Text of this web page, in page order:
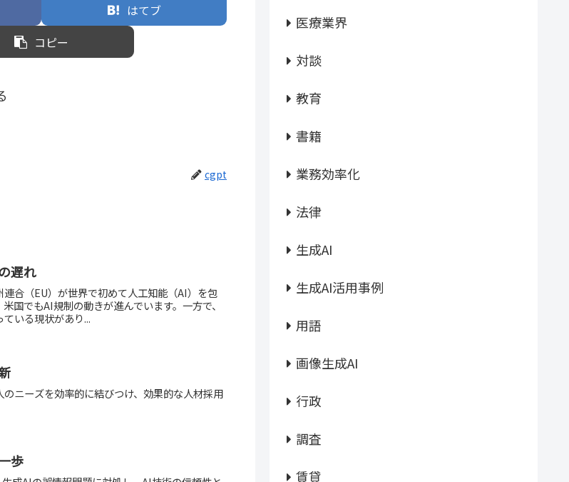
はてブ
コピー
cgpt
遅れ
合（EU）が世界で初めて人工知能（AI）を包
国でもAI規制の動きが進んでいます。一方で、
いる現状があり...
ニーズを効率的に結びつけ、効果的な人材採用
歩
医療業界
対談
教育
書籍
業務効率化
法律
生成AI
生成AI活用事例
用語
画像生成AI
行政
調査
賃貸